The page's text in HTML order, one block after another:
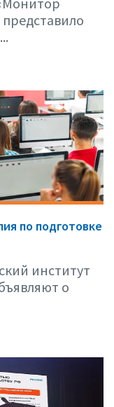
по подготовке
институт
о